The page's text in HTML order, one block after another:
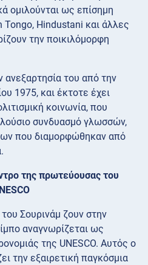
ομιλούνται ως επίσημη
Tongo, Hindustani και άλλες
την ποικιλόμορφη
ανεξαρτησία του από την
1975, και έκτοτε έχει
κοινωνία, που
συνδυασμό γλωσσών,
που διαμορφώθηκαν από
της πρωτεύουσας του
του Σουρινάμ ζουν στην
αναγνωρίζεται ως
της UNESCO. Αυτός ο
την εξαιρετική παγκόσμια